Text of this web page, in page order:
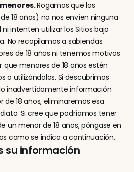
Rogamos que los
18 años) no nos envíen ninguna
intenten utilizar los Sitios bajo
No recopilamos a sabiendas
de 18 años ni tenemos motivos
que menores de 18 años estén
o utilizándolos. Si descubrimos
inadvertidamente información
de 18 años, eliminaremos esa
Si cree que podríamos tener
un menor de 18 años, póngase en
como se indica a continuación.
su información